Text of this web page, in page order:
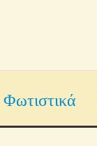
Φωτιστικά